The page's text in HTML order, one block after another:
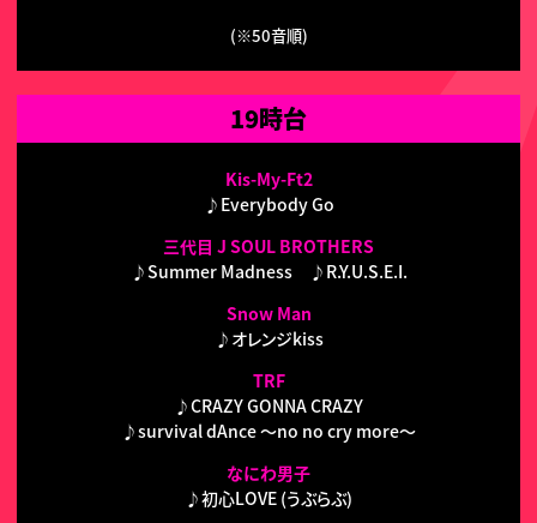
(※50音順)
19時台
Kis-My-Ft2
♪Everybody Go
三代目 J SOUL BROTHERS
♪Summer Madness ♪R.Y.U.S.E.I.
Snow Man
♪オレンジkiss
TRF
♪CRAZY GONNA CRAZY
♪survival dAnce ～no no cry more～
なにわ男子
♪初心LOVE (うぶらぶ)